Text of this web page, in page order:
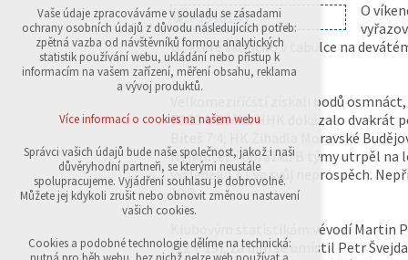
O
B., které skončilo v tabulce na
Velkomeziříčští získali bodů
70:134. Béčko HHK dokázalo dvakrát
Bíteš 7:4, HK Žihadla Moravské
Nejkrutější porážku B týmy utrpěl na
výsledek 13:1 ve svůj neprospěch.
10:2.
Klubovým statistikám vévodí Martin
(12 + 19), za ním se umístil Petr
Technická cookies
nutná pro provozování webu
udržení kontextu stránek (session): případná
přihlášení, volby jazyka, apod.
analytická pro anonymizované vyhodnocení
návštěvnosti
marketingová cookies (Google,Sklik)
Více informací o cookies na našem webu
Přijmout všechny cookies
Vaše údaje zpracováváme v souladu se zásadami
ochrany osobních údajů z důvodu následujících potřeb:
zpětná vazba od návštěvníků formou analytických
statistik používání webu, ukládání nebo přístup k
informacím na vašem zařízení, měření obsahu, reklama
a vývoj produktů.
Více informací o cookies na našem webu
Správci vašich údajů bude naše společnost, jakož i naši
důvěryhodní partneři, se kterými neustále
spolupracujeme. Vyjádření souhlasu je dobrovolné.
Můžete jej kdykoli zrušit nebo obnovit změnou nastavení
vašich cookies.
Cookies a podobné technologie dělíme na technická: